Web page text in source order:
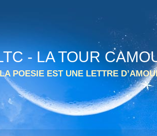
- LA TOUR
POESIE EST UNE LETTRE